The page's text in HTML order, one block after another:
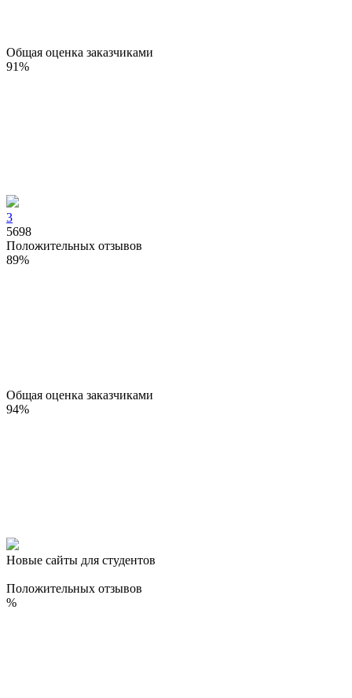
Общая оценка заказчиками
91%
3
5698
Положительных отзывов
89%
Общая оценка заказчиками
94%
Новые сайты для студентов
Положительных отзывов
%